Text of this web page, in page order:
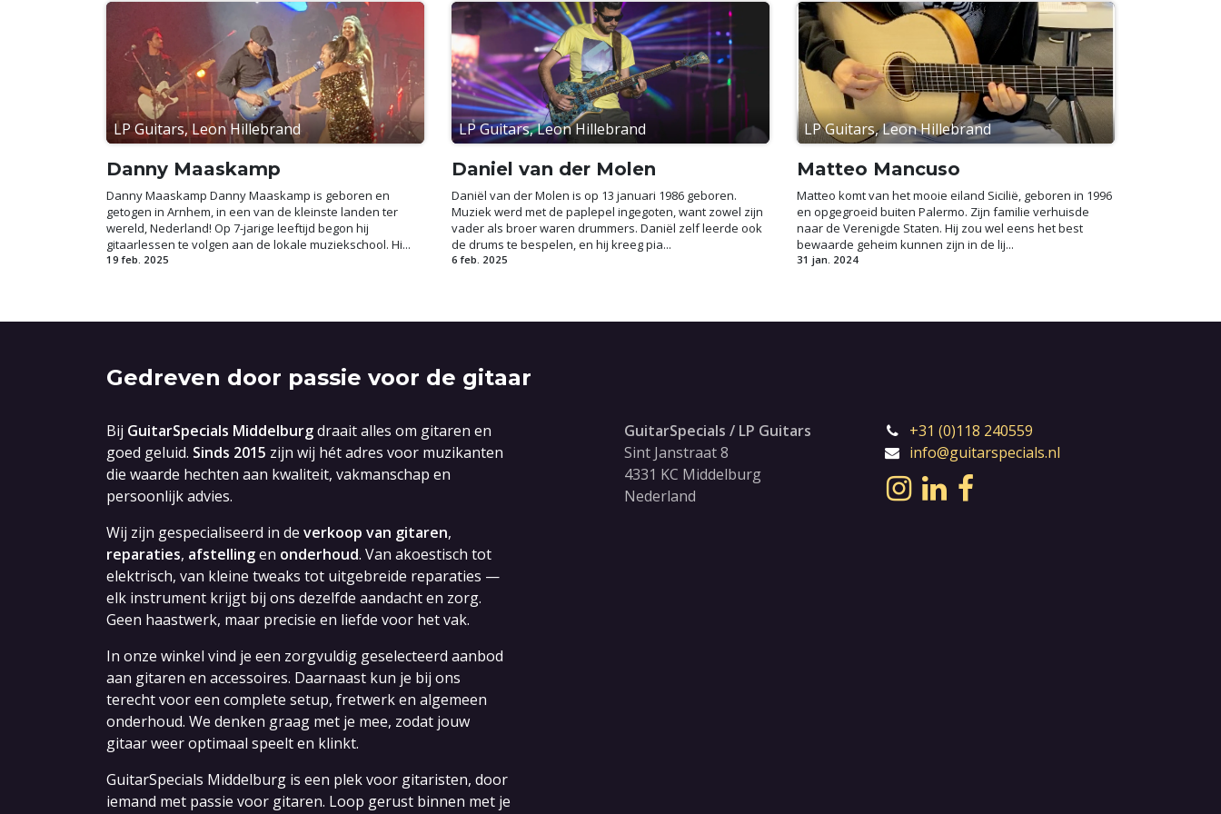
LP Guitars, Leon Hillebrand
Danny Maaskamp
Danny Maaskamp Danny Maaskamp is geboren en
getogen in Arnhem, in een van de kleinste landen ter
wereld, Nederland! Op 7-jarige leeftijd begon hij
gitaarlessen te volgen aan de lokale muziekschool. Hi...
19 feb. 2025
LP Guitars, Leon Hillebrand
Daniel van der Molen
Daniël van der Molen is op 13 januari 1986 geboren.
Muziek werd met de paplepel ingegoten, want zowel zijn
vader als broer waren drummers. Daniël zelf leerde ook
de drums te bespelen, en hij kreeg pia...
6 feb. 2025
LP Guitars, Leon Hillebrand
Matteo Mancuso
Matteo komt van het mooie eiland Sicilië, geboren in 1996
en opgegroeid buiten Palermo. Zijn familie verhuisde
naar de Verenigde Staten. Hij zou wel eens het best
bewaarde geheim kunnen zijn in de lij...
31 jan. 2024
Gedreven door passie voor de gitaar
Bij GuitarSpecials Middelburgdraait alles om gitaren en
goed geluid. Sinds 2015 zijn wij hét adres voor muzikanten
die waarde hechten aan kwaliteit, vakmanschap en
persoonlijk advies.
Wij zijn gespecialiseerd in de verkoop van gitaren,
reparaties, afstellingen onderhoud. Van akoestisch tot
elektrisch, van kleine tweaks tot uitgebreide reparaties —
elk instrument krijgt bij ons dezelfde aandacht en zorg.
Geen haastwerk, maar precisie en liefde voor het vak.
In onze winkel vind je een zorgvuldig geselecteerd aanbod
aan gitaren en accessoires. Daarnaast kun je bij ons
terecht voor een complete setup, fretwerk en algemeen
onderhoud. We denken graag met je mee, zodat jouw
gitaar weer optimaal speelt en klinkt.
GuitarSpecials Middelburg is een plek voor gitaristen, door
iemand met passie voor gitaren. Loop gerust binnen met je
GuitarSpecials / LP Guitars
Sint Janstraat 8
4331 KC Middelburg
Nederland
+31 (0)118 240559
info@guitarspecials.nl